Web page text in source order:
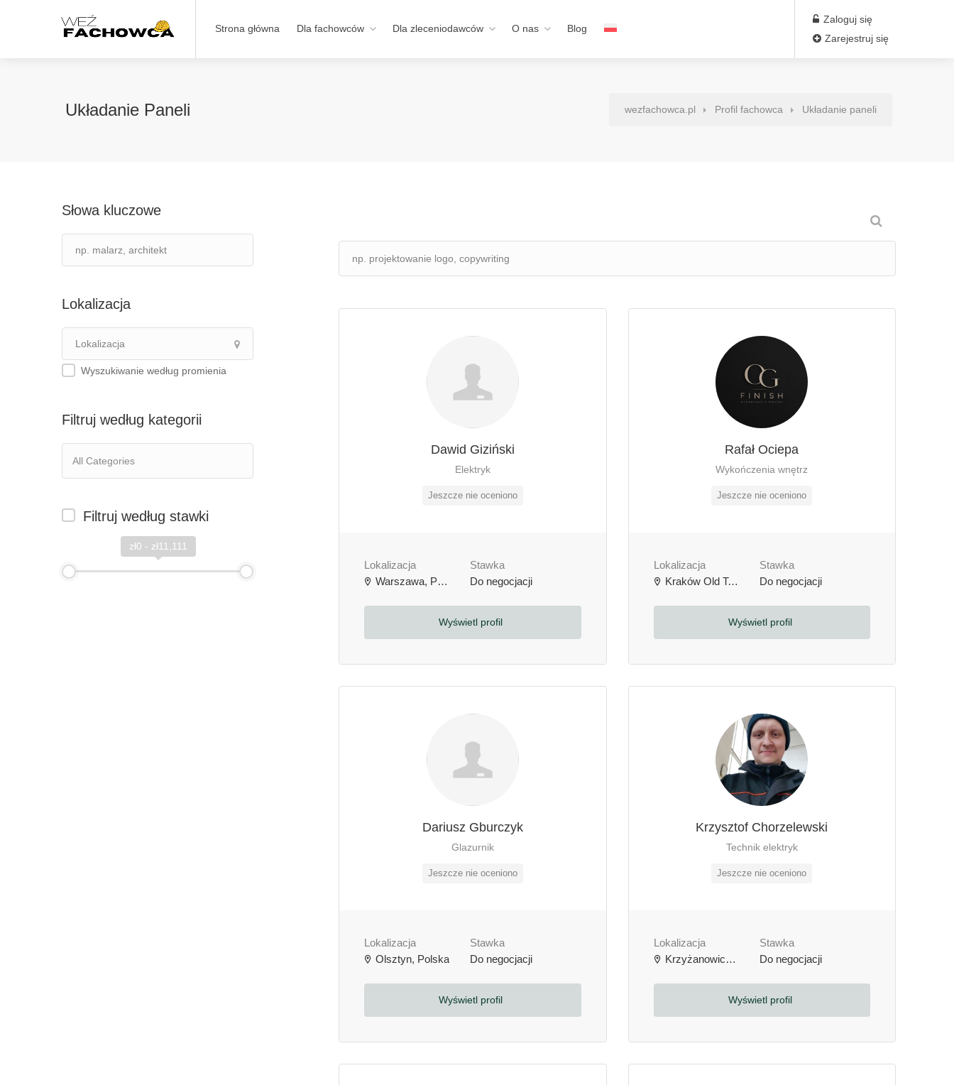
Strona główna Dla fachowców Dla zleceniodawców O nas Blog
Zaloguj się
Zarejestruj się
Układanie Paneli wezfachowca.pl Profil fachowca Układanie paneli
Słowa kluczowe
Lokalizacja
Wyszukiwanie według promienia
Filtruj według kategorii
Filtruj według stawki
zł0 - zł11,111
Dawid Giziński
Elektryk
Jeszcze nie oceniono
Lokalizacja
Warszawa, Polska
Stawka
Do negocjacji
Wyświetl profil
Rafał Ociepa
Wykończenia wnętrz
Jeszcze nie oceniono
Lokalizacja
Kraków Old Town, Kraków, Polska
Stawka
Do negocjacji
Wyświetl profil
Dariusz Gburczyk
Glazurnik
Jeszcze nie oceniono
Lokalizacja
Olsztyn, Polska
Stawka
Do negocjacji
Wyświetl profil
Krzysztof Chorzelewski
Technik elektryk
Jeszcze nie oceniono
Lokalizacja
Krzyżanowice, Polska
Stawka
Do negocjacji
Wyświetl profil